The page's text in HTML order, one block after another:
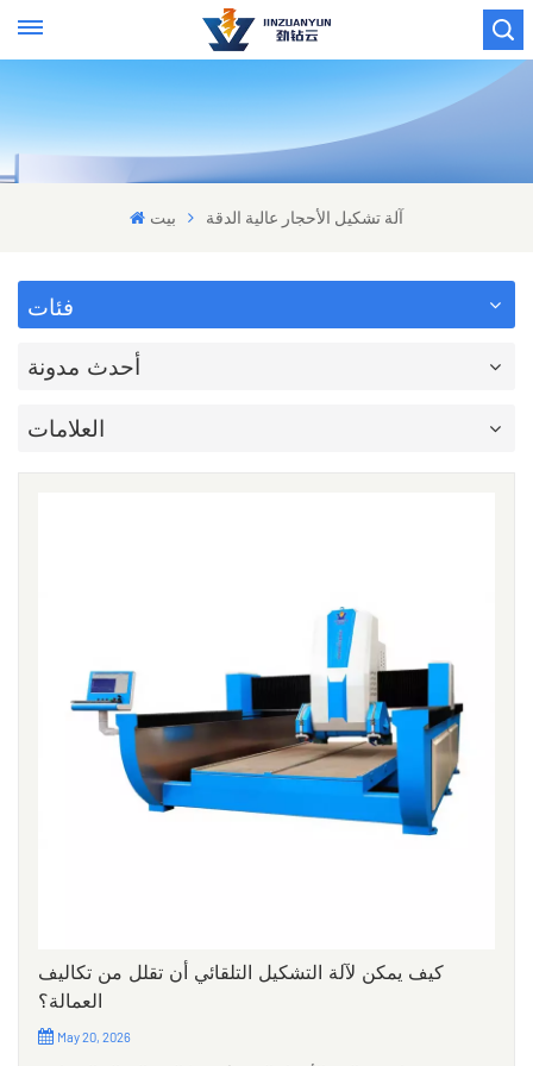
بيت آلة تشكيل الأحجار عالية الدقة
فئات
أحدث مدونة
العلامات
كيف يمكن لآلة التشكيل التلقائي أن تقلل من تكاليف
العمالة؟
May 20, 2026